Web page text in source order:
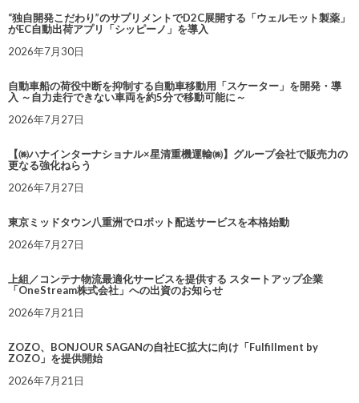
“独自開発こだわり”のサプリメントでD2C展開する「ウェルモット製薬」
がEC自動出荷アプリ「シッピーノ」を導入
2026年7月30日
自動車船の荷役中断を抑制する自動車移動用「スケーター」を開発・導
入 ～自力走行できない車両を約5分で移動可能に～
2026年7月27日
【㈱ハナインターナショナル×星清重機運輸㈱】グループ会社で販売力の
更なる強化ねらう
2026年7月27日
東京ミッドタウン八重洲でロボット配送サービスを本格始動
2026年7月27日
上組／コンテナ物流最適化サービスを提供する スタートアップ企業
「OneStream株式会社」への出資のお知らせ
2026年7月21日
ZOZO、BONJOUR SAGANの自社EC拡大に向け「Fulfillment by
ZOZO」を提供開始
2026年7月21日